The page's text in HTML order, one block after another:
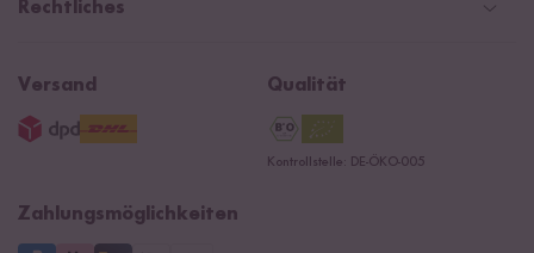
Kontaktformular
Magazin & News
Navacopah
15 Jahre Reishunger
B2B
Jobs
Rechtliches
Datenschutzerklärung
3 Jahre Garantie
Versand Qualität
Kontrollstelle: DE-ÖKO-005
Zahlungsmöglichkeiten